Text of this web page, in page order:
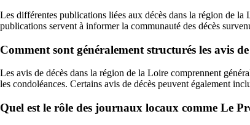
Les différentes publications liées aux décès dans la région de
publications servent à informer la communauté des décès
Comment sont généralement structurés les avis
Les avis de décès dans la région de la Loire comprennent
les condoléances. Certains avis de décès peuvent également
Quel est le rôle des journaux locaux comme Le